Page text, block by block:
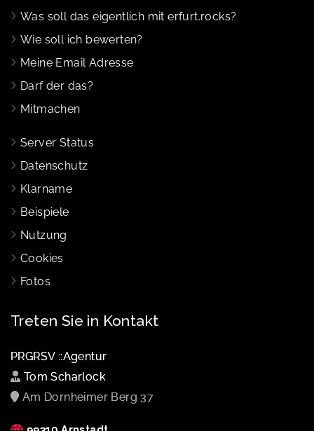
Was soll das eigentlich mit erfurt.rocks?
Wie soll ich bewerten?
Meine Email Adresse
Darf der das?
Mitmachen
Server Status
Datenschutz
Klarname
Beispiele
Nutzung
Cookies
Fotos
Treten Sie in Kontakt
PRGRSV ::Agentur
Tom Scharlock
Am Dornheimer Berg 37